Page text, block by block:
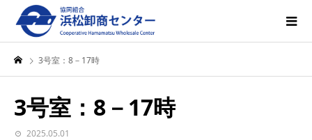
3号室：8－17時
3号室：8－17時
2025.05.01